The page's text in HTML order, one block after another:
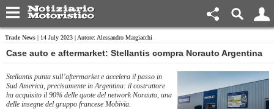
Trade News | 14 July 2023 | Autore: Alessandro Margiacchi
​Case auto e aftermarket: Stellantis compra Norauto Argentina
Stellantis punta sull’aftermarket e accelera il passo in
Sud America, precisamente in Argentina: il costruttore
ha acquisito il 90% delle quote del network Norauto, una
delle insegne del gruppo francese Mobivia.